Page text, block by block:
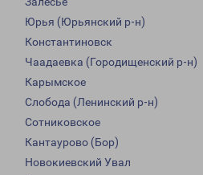
Юрья (Юрьянский р-н)
Константиновск
Чаадаевка (Городищенский р-н)
Карымское
Слобода (Ленинский р-н)
Сотниковское
Кантаурово (Бор)
Новокиевский Увал